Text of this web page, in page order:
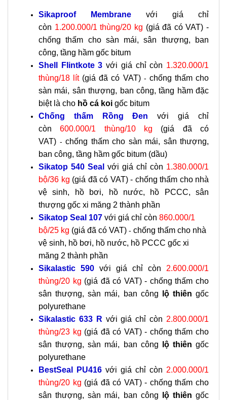
Sikaproof Membrane với giá chỉ
còn 1.200.000/1 thùng/20 kg (giá đã có VAT) -
chống thấm cho sàn mái, sân thượng, ban
công, tầng hầm gốc bitum
Shell Flintkote 3với giá chỉ còn 1.320.000/1
thùng/18 lít(giá đã có VAT) - chống thấm cho
sàn mái, sân thượng, ban công, tầng hầm đặc
biệt là cho hồ cá koi gốc bitum
Chống thấm Rồng Đenvới giá chỉ
còn600.000/1 thùng/10 kg (giá đã có
VAT) - chống thấm cho sàn mái, sân thượng,
ban công, tầng hầm gốc bitum (dầu)
Sikatop 540 Seal với giá chỉ còn 1.380.000/1
bộ/36 kg (giá đã có VAT) - chống thấm cho nhà
vệ sinh, hồ bơi, hồ nước, hồ PCCC, sân
thượng gốc xi măng 2 thành phần
Sikatop Seal 107 với giá chỉ còn 860.000/1
bộ/25 kg (giá đã có VAT) - chống thấm cho nhà
vệ sinh, hồ bơi, hồ nước, hồ PCCC gốc xi
măng 2 thành phần
Sikalastic 590 với giá chỉ còn 2.600.000/1
thùng/20 kg (giá đã có VAT) - chống thấm cho
sân thượng, sàn mái, ban công
lộ thiên gốc
polyurethane
Sikalastic 633 R với giá chỉ còn 2.800.000/1
thùng/23 kg (giá đã có VAT) - chống thấm cho
sân thượng, sàn mái, ban công
lộ thiên gốc
polyurethane
BestSeal PU416 với giá chỉ còn 2.000.000/1
thùng/20 kg (giá đã có VAT) - chống thấm cho
sân thượng, sàn mái, ban công
lộ thiên gốc